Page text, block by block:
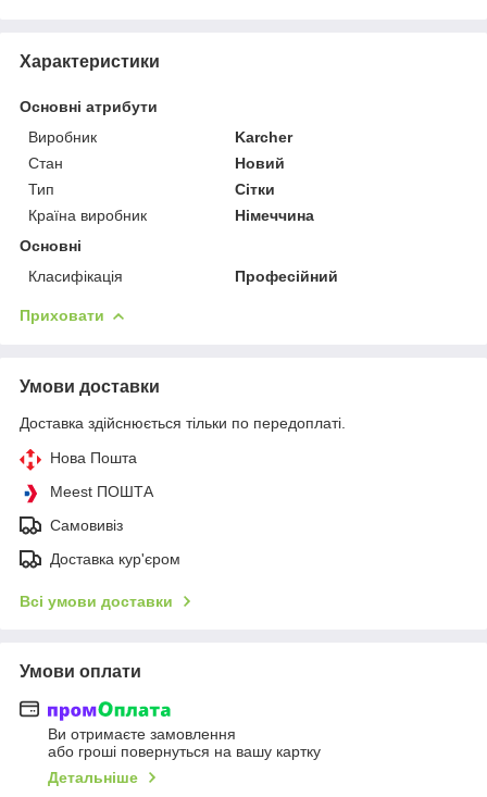
Характеристики
Основні атрибути
Виробник
Karcher
Стан
Новий
Тип
Сітки
Країна виробник
Німеччина
Основні
Класифікація
Професійний
Приховати
Умови доставки
Доставка здійснюється тільки по передоплаті.
Нова Пошта
Meest ПОШТА
Самовивіз
Доставка кур'єром
Всі умови доставки
Умови оплати
Ви отримаєте замовлення
або гроші повернуться на вашу картку
Детальніше